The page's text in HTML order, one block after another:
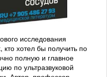
исследования
кто хотел бы получить по
полную и главное
по ультразвуковой